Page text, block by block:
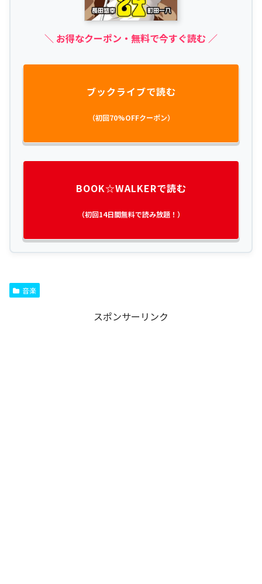
＼ お得なクーポン・無料で今すぐ読む ／
ブックライブで読む
（初回70%OFFクーポン）
BOOK☆WALKERで読む
（初回14日間無料で読み放題！）
音楽
スポンサーリンク